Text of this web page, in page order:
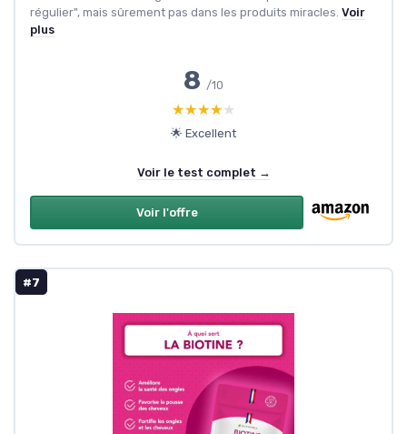
régulier", mais sûrement pas dans les produits miracles. Voir
plus
8 /10
★★★★★
★★★★★
🌟 Excellent
Voir le test complet →
Voir l'offre
#7